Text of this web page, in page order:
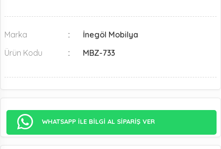
Marka
İnegöl Mobilya
Ürün Kodu
MBZ-733
WHATSAPP İLE BİLGİ AL SİPARİŞ VER